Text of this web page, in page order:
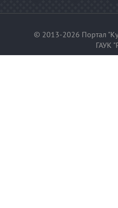
© 2013-2026 Портал
ГАУК